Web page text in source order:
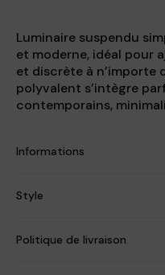
Luminaire suspendu
et moderne, idéal pour
et discrète à n’importe
polyvalent s’intègre
contemporains,
Informations
Style
Politique de livraison